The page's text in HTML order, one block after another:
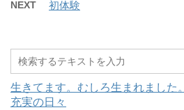
NEXT 初体験
生きてます。むしろ生まれました。
充実の日々